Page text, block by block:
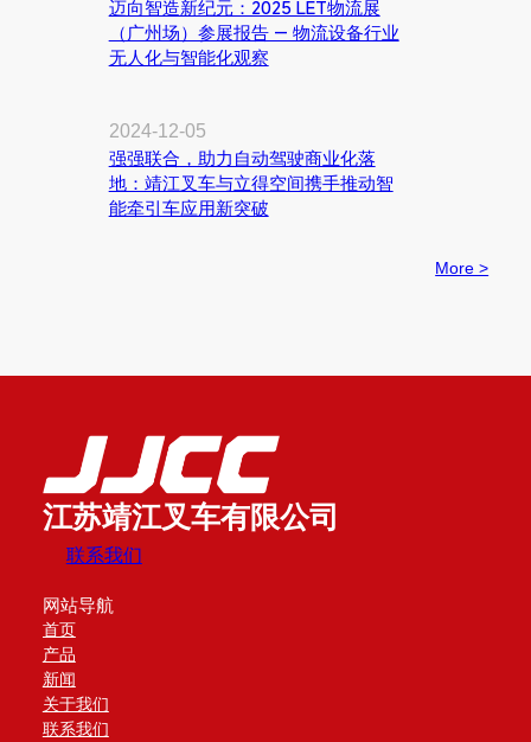
迈向智造新纪元：2025 LET物流展
（广州场）参展报告 — 物流设备行业
无人化与智能化观察
2024-12-05
强强联合，助力自动驾驶商业化落
地：靖江叉车与立得空间携手推动智
能牵引车应用新突破
More >
江苏靖江叉车有限公司
联系我们
网站导航
首页
产品
新闻
关于我们
联系我们